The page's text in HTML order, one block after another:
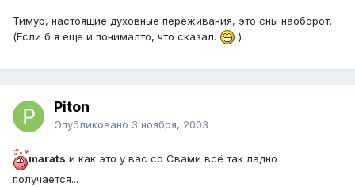
Тимур, настоящие духовные переживания, это сны наоборот.
(Если б я еще и понималто, что сказал.
)
Piton
Опубликовано 3 ноября, 2003
marats и как это у вас со Свами всё так ладно
получается...